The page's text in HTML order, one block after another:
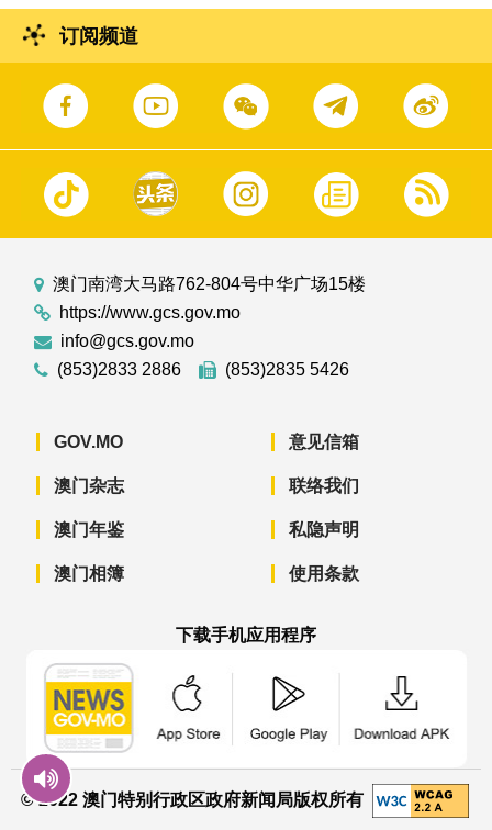
订阅频道
澳门南湾大马路762-804号中华广场15楼
https://www.gcs.gov.mo
info@gcs.gov.mo
(853)2833 2886
(853)2835 5426
GOV.MO
澳门杂志
澳门年鉴
澳门相簿
意见信箱
联络我们
私隐声明
使用条款
下载手机应用程序
© 2022 澳门特别行政区政府新闻局版权所有